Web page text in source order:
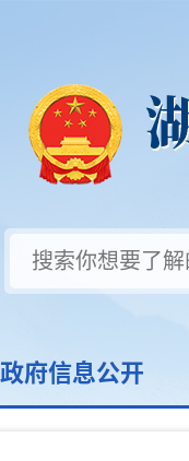
政府信息公开